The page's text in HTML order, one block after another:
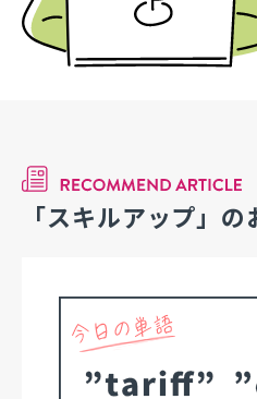
「スキルアップ」